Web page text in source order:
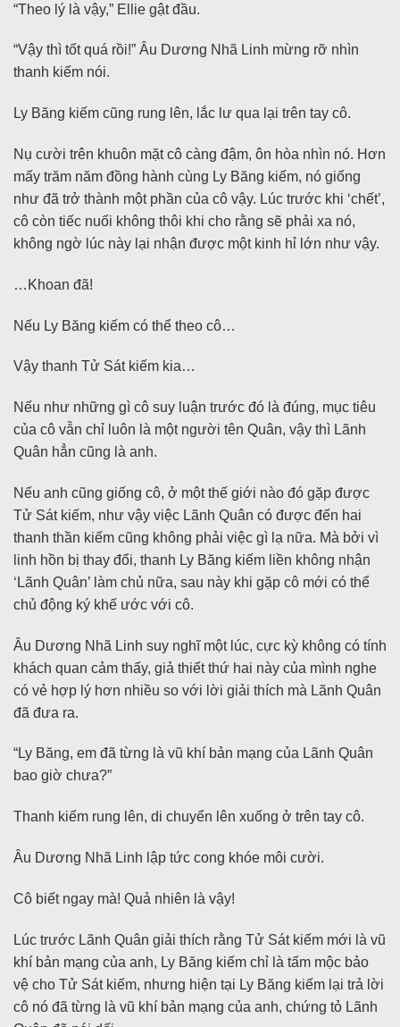
“Theo lý là vậy,” Ellie gật đầu.
“Vậy thì tốt quá rồi!” Âu Dương Nhã Linh mừng rỡ nhìn
thanh kiếm nói.
Ly Băng kiếm cũng rung lên, lắc lư qua lại trên tay cô.
Nụ cười trên khuôn mặt cô càng đậm, ôn hòa nhìn nó. Hơn
mấy trăm năm đồng hành cùng Ly Băng kiếm, nó giống
như đã trở thành một phần của cô vậy. Lúc trước khi ‘chết’,
cô còn tiếc nuối không thôi khi cho rằng sẽ phải xa nó,
không ngờ lúc này lại nhận được một kinh hỉ lớn như vậy.
…Khoan đã!
Nếu Ly Băng kiếm có thể theo cô…
Vậy thanh Tử Sát kiếm kia…
Nếu như những gì cô suy luận trước đó là đúng, mục tiêu
của cô vẫn chỉ luôn là một người tên Quân, vậy thì Lãnh
Quân hẳn cũng là anh.
Nếu anh cũng giống cô, ở một thế giới nào đó gặp được
Tử Sát kiếm, như vậy việc Lãnh Quân có được đến hai
thanh thần kiếm cũng không phải việc gì lạ nữa. Mà bởi vì
linh hồn bị thay đổi, thanh Ly Băng kiếm liền không nhận
‘Lãnh Quân’ làm chủ nữa, sau này khi gặp cô mới có thể
chủ động ký khế ước với cô.
Âu Dương Nhã Linh suy nghĩ một lúc, cực kỳ không có tính
khách quan cảm thấy, giả thiết thứ hai này của mình nghe
có vẻ hợp lý hơn nhiều so với lời giải thích mà Lãnh Quân
đã đưa ra.
“Ly Băng, em đã từng là vũ khí bản mạng của Lãnh Quân
bao giờ chưa?”
Thanh kiếm rung lên, di chuyển lên xuống ở trên tay cô.
Âu Dương Nhã Linh lập tức cong khóe môi cười.
Cô biết ngay mà! Quả nhiên là vậy!
Lúc trước Lãnh Quân giải thích rằng Tử Sát kiếm mới là vũ
khí bản mạng của anh, Ly Băng kiếm chỉ là tấm mộc bảo
vệ cho Tử Sát kiếm, nhưng hiện tại Ly Băng kiếm lại trả lời
cô nó đã từng là vũ khí bản mạng của anh, chứng tỏ Lãnh